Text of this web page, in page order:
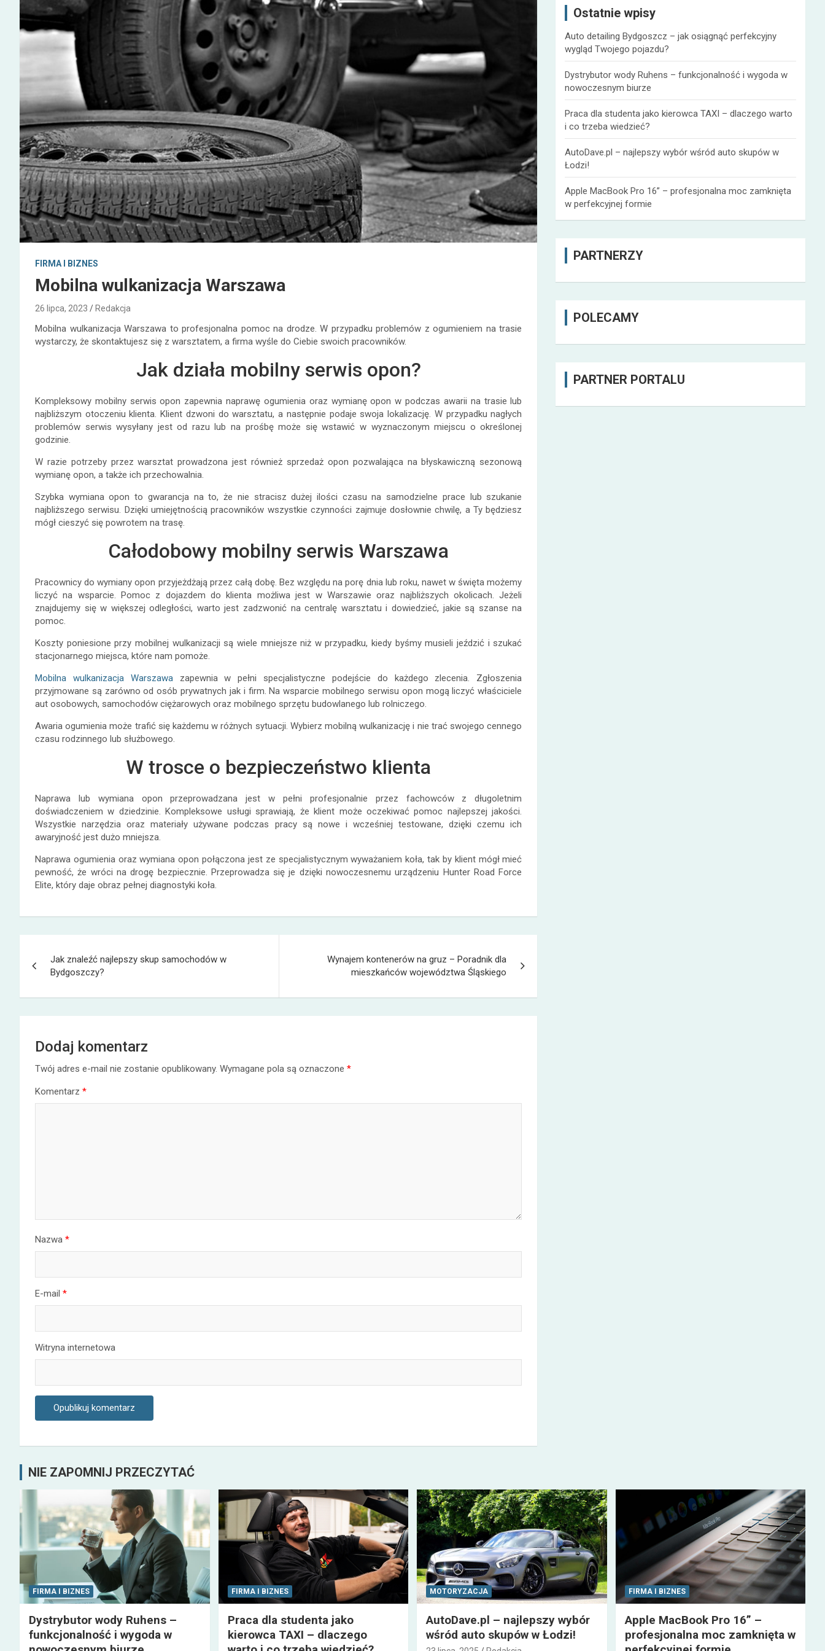
FIRMA I BIZNES
Mobilna wulkanizacja Warszawa
26 lipca, 2023 Redakcja
Mobilna wulkanizacja Warszawa to profesjonalna pomoc na drodze. W przypadku problemów z ogumieniem na trasie
wystarczy, że skontaktujesz się z warsztatem, a firma wyśle do Ciebie swoich pracowników.
Jak działa mobilny serwis opon?
Kompleksowy mobilny serwis opon zapewnia naprawę ogumienia oraz wymianę opon w podczas awarii na trasie lub
najbliższym otoczeniu klienta. Klient dzwoni do warsztatu, a następnie podaje swoja lokalizację. W przypadku nagłych
problemów serwis wysyłany jest od razu lub na prośbę może się wstawić w wyznaczonym miejscu o określonej
godzinie.
W razie potrzeby przez warsztat prowadzona jest również sprzedaż opon pozwalająca na błyskawiczną sezonową
wymianę opon, a także ich przechowalnia.
Szybka wymiana opon to gwarancja na to, że nie stracisz dużej ilości czasu na samodzielne prace lub szukanie
najbliższego serwisu. Dzięki umiejętnością pracowników wszystkie czynności zajmuje dosłownie chwilę, a Ty będziesz
mógł cieszyć się powrotem na trasę.
Całodobowy mobilny serwis Warszawa
Pracownicy do wymiany opon przyjeżdżają przez całą dobę. Bez względu na porę dnia lub roku, nawet w święta możemy
liczyć na wsparcie. Pomoc z dojazdem do klienta możliwa jest w Warszawie oraz najbliższych okolicach. Jeżeli
znajdujemy się w większej odległości, warto jest zadzwonić na centralę warsztatu i dowiedzieć, jakie są szanse na
pomoc.
Koszty poniesione przy mobilnej wulkanizacji są wiele mniejsze niż w przypadku, kiedy byśmy musieli jeździć i szukać
stacjonarnego miejsca, które nam pomoże.
Mobilna wulkanizacja Warszawazapewnia w pełni specjalistyczne podejście do każdego zlecenia. Zgłoszenia
przyjmowane są zarówno od osób prywatnych jak i firm. Na wsparcie mobilnego serwisu opon mogą liczyć właściciele
aut osobowych, samochodów ciężarowych oraz mobilnego sprzętu budowlanego lub rolniczego.
Awaria ogumienia może trafić się każdemu w różnych sytuacji. Wybierz mobilną wulkanizację i nie trać swojego cennego
czasu rodzinnego lub służbowego.
W trosce o bezpieczeństwo klienta
Naprawa lub wymiana opon przeprowadzana jest w pełni profesjonalnie przez fachowców z długoletnim
doświadczeniem w dziedzinie. Kompleksowe usługi sprawiają, że klient może oczekiwać pomoc najlepszej jakości.
Wszystkie narzędzia oraz materiały używane podczas pracy są nowe i wcześniej testowane, dzięki czemu ich
awaryjność jest dużo mniejsza.
Naprawa ogumienia oraz wymiana opon połączona jest ze specjalistycznym wyważaniem koła, tak by klient mógł mieć
pewność, że wróci na drogę bezpiecznie. Przeprowadza się je dzięki nowoczesnemu urządzeniu Hunter Road Force
Elite, który daje obraz pełnej diagnostyki koła.
wpisu
Jak znaleźć najlepszy skup samochodów w
Bydgoszczy?
Wynajem kontenerów na gruz – Poradnik dla
mieszkańców województwa Śląskiego
Dodaj komentarz
Twój adres e-mail nie zostanie opublikowany. Wymagane pola są oznaczone *
Komentarz *
Nazwa *
E-mail *
Witryna internetowa
Ostatnie wpisy
Auto detailing Bydgoszcz – jak osiągnąć perfekcyjny
wygląd Twojego pojazdu?
Dystrybutor wody Ruhens – funkcjonalność i wygoda w
nowoczesnym biurze
Praca dla studenta jako kierowca TAXI – dlaczego warto
i co trzeba wiedzieć?
AutoDave.pl – najlepszy wybór wśród auto skupów w
Łodzi!
Apple MacBook Pro 16” – profesjonalna moc zamknięta
w perfekcyjnej formie
PARTNERZY
POLECAMY
PARTNER PORTALU
NIE ZAPOMNIJ PRZECZYTAĆ
FIRMA I BIZNES
Dystrybutor wody Ruhens –
funkcjonalność i wygoda w
FIRMA I BIZNES
Praca dla studenta jako
kierowca TAXI – dlaczego
MOTORYZACJA
AutoDave.pl – najlepszy wybór
wśród auto skupów w Łodzi!
FIRMA I BIZNES
Apple MacBook Pro 16” –
profesjonalna moc zamknięta w